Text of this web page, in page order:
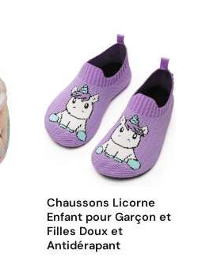
Chaussons Licorne
Enfant pour Garçon et
Filles Doux et
Antidérapant